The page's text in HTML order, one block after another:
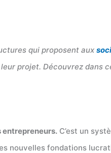
qui proposent aux
projet. Découvrez dans
entrepreneurs. C’est un
nouvelles fondations